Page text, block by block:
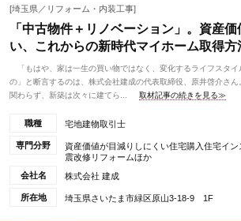
[埼玉県／リフォーム・内装工事]
「中古物件＋リノベーション」。資産価
い、これからの新時代マイホーム取得方
「もはや、家は一生の買い物ではなく、変化するライフスタイ
の」と断言するのは、株式会社建成の代表取締役、原井啓介さ
関わらず、新築は次々に建てら...
取材記事の続きを見る≫
職種 宅地建物取引士
専門分野
資産価値が目減りしにくい住宅購入住宅イ
震改修リフォームほか
会社名
株式会社 建成
所在地 埼玉県さいたま市緑区原山3-18-9 1F